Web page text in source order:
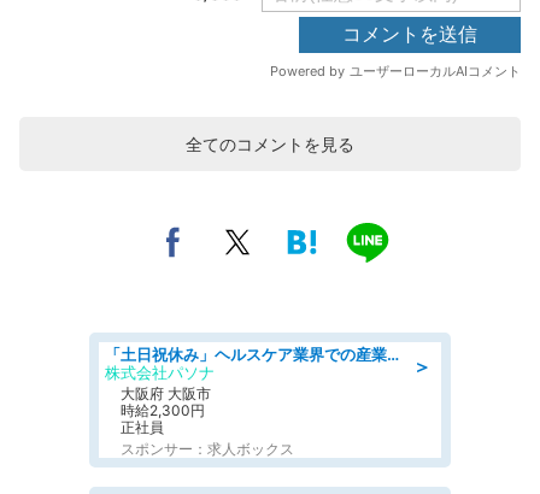
全てのコメントを見る
＞
「土日祝休み」ヘルスケア業界での産業保健師業務/看護師/高時給/要資格:正看護師
株式会社パソナ
大阪府 大阪市
時給2,300円
正社員
スポンサー：求人ボックス